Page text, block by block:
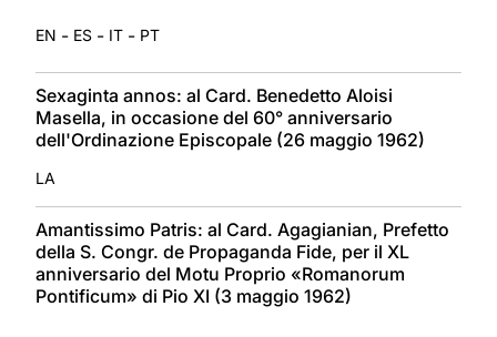
EN - ES - IT - PT
Sexaginta annos: al Card. Benedetto Aloisi
Masella, in occasione del 60° anniversario
dell'Ordinazione Episcopale (26 maggio 1962)
LA
Amantissimo Patris: al Card. Agagianian, Prefetto
della S. Congr. de Propaganda Fide, per il XL
anniversario del Motu Proprio «Romanorum
Pontificum» di Pio XI (3 maggio 1962)